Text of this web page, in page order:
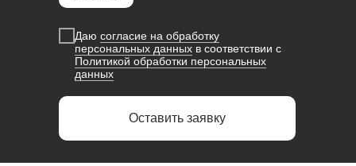
Даю согласие на обработку
персональных данных в соответствии с
Политикой обработки персональных
данных
Оставить заявку